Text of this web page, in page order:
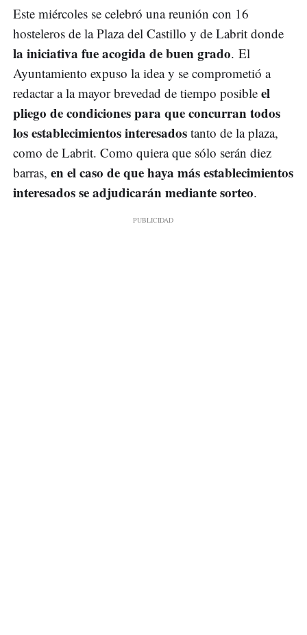
Este miércoles se celebró una reunión con 16
hosteleros de la Plaza del Castillo y de Labrit donde
la iniciativa fue acogida de buen grado. El
Ayuntamiento expuso la idea y se comprometió a
redactar a la mayor brevedad de tiempo posible el
pliego de condiciones para que concurran todos
los establecimientos interesados tanto de la plaza,
como de Labrit. Como quiera que sólo serán diez
barras, en el caso de que haya más establecimientos
interesados se adjudicarán mediante sorteo.